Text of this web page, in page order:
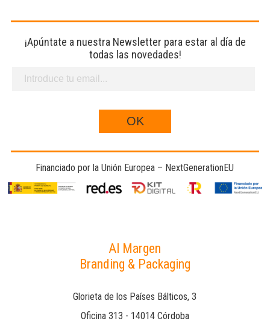
¡Apúntate a nuestra Newsletter para estar al día de
todas las novedades!
Financiado por la Unión Europea – NextGenerationEU
Al Margen
Branding & Packaging
Glorieta de los Países Bálticos, 3
Oficina 313 - 14014 Córdoba